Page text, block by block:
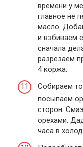
времени у
главное не
масло.
и взбиваем
сначала
разрезаем
4 коржа.
Собираем
посыпаем
сторон.
орехами.
часа в